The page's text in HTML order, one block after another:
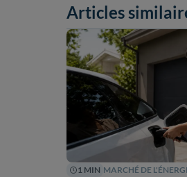
Articles
1 MIN MARCHÉ DE